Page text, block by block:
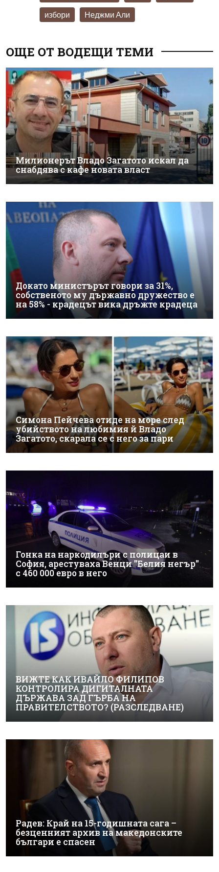
избори Неджми Али
ОЩЕ ОТ ВОДЕЩИ ТЕМИ
Милионерът Владо Загатото искал да
снабдява с кафе новата власт
Докато министърът говори за 31%,
собственото му държавно дружество е
на 58% - крадецът вика дръжте крадеца
Симона Пейчева отиде на море след
убийството на любимия й Владо
Загатото, скарала се с него за пари
Гонка на наркодилъри с полицаи в
София, арестуваха Венци "Белия негър"
с 460 000 евро в него
ВИЖТЕ КАК ИВАЙЛО ФИЛИПОВ
КОНТРОЛИРА ДИГИТАЛНАТА
ДЪРЖАВА ЗАД ГЪРБА НА
ПРАВИТЕЛСТВОТО? (РАЗСЛЕДВАНЕ)
Радев: Край на 15-годишната сага –
безценният архив на македонските
българи е спасен